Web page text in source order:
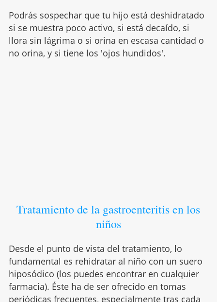
Podrás sospechar que tu hijo está deshidratado
si se muestra poco activo, si está decaído, si
llora sin lágrima o si orina en escasa cantidad o
no orina, y si tiene los 'ojos hundidos'.
Tratamiento de la gastroenteritis en los
niños
Desde el punto de vista del tratamiento, lo
fundamental es rehidratar al niño con un suero
hiposódico (los puedes encontrar en cualquier
farmacia). Éste ha de ser ofrecido en tomas
periódicas frecuentes, especialmente tras cada